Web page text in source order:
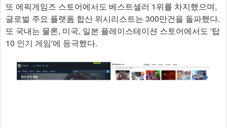
또 에픽게임즈 스토어에서도 베스트셀러 1위를 차지했으며,
글로벌 주요 플랫폼 합산 위시리스트는 300만건을 돌파했다.
또 국내는 물론, 미국, 일본 플레이스테이션 스토어에서도 '탑
10 인기 게임'에 등극했다.